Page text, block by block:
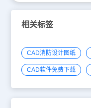
相关标签
CAD消防设计图纸
CAD软件免费下载